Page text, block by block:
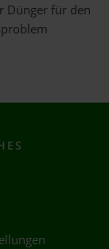
Dünger für den